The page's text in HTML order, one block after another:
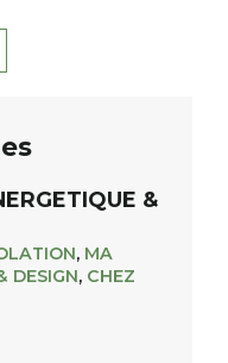
&
, MA
DESIGN, CHEZ